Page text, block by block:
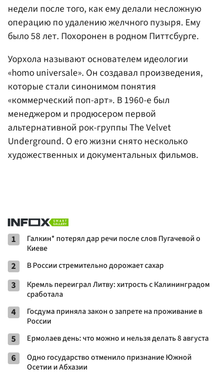
недели после того, как ему делали несложную
операцию по удалению желчного пузыря. Ему
было 58 лет. Похоронен в родном Питтсбурге.
Уорхола называют основателем идеологии
«homo universale». Он создавал произведения,
которые стали синонимом понятия
«коммерческий поп-арт». В 1960-е был
менеджером и продюсером первой
альтернативной рок-группы The Velvet
Underground. О его жизни снято несколько
художественных и документальных фильмов.
1
Галкин* потерял дар речи после слов Пугачевой о
Киеве
2 В России стремительно дорожает сахар
3
Кремль переиграл Литву: хитрость с Калининградом
сработала
4
Госдума приняла закон о запрете на проживание в
России
5 Ермолаев день: что можно и нельзя делать 8 августа
6
Одно государство отменило признание Южной
Осетии и Абхазии